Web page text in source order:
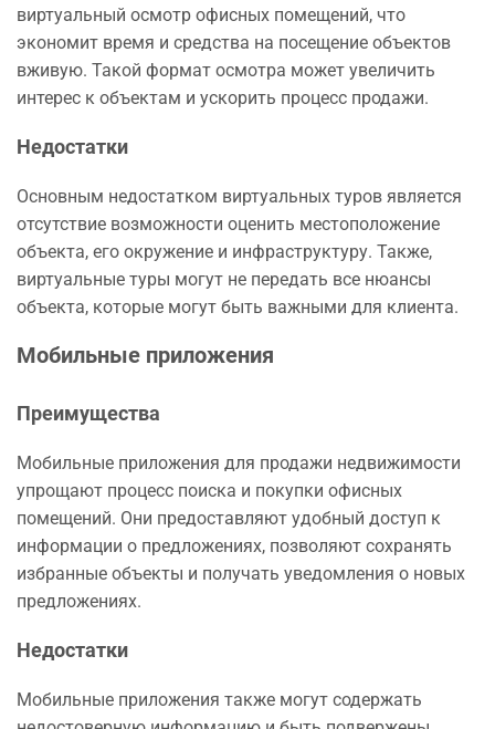
виртуальный осмотр офисных помещений, что
экономит время и средства на посещение объектов
вживую. Такой формат осмотра может увеличить
интерес к объектам и ускорить процесс продажи.
Недостатки
Основным недостатком виртуальных туров является
отсутствие возможности оценить местоположение
объекта, его окружение и инфраструктуру. Также,
виртуальные туры могут не передать все нюансы
объекта, которые могут быть важными для клиента.
Мобильные приложения
Преимущества
Мобильные приложения для продажи недвижимости
упрощают процесс поиска и покупки офисных
помещений. Они предоставляют удобный доступ к
информации о предложениях, позволяют сохранять
избранные объекты и получать уведомления о новых
предложениях.
Недостатки
Мобильные приложения также могут содержать